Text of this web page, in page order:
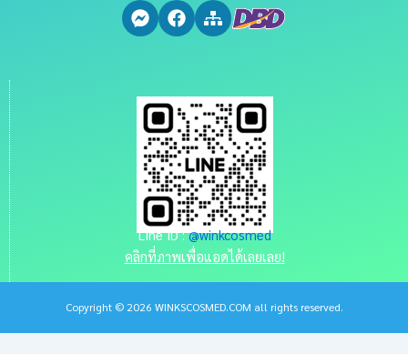
Line ID :@winkcosmed
คลิกที่ภาพเพื่อแอดได้เลยเลย!
Copyright © 2026 WINKSCOSMED.COM all rights reserved.